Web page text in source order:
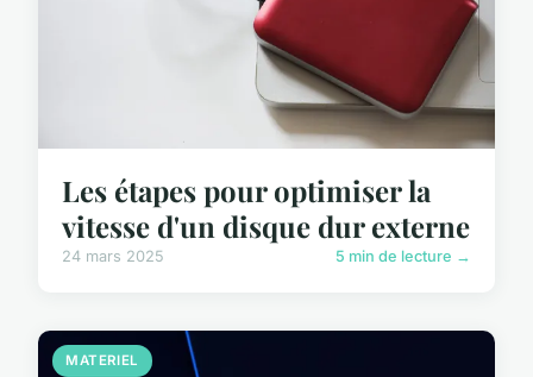
Les étapes pour optimiser la
vitesse d'un disque dur externe
24 mars 2025 5 min de lecture →
MATERIEL